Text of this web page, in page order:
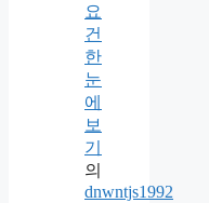
요
건
한
눈
에
보
기
의
dnwntjs1992